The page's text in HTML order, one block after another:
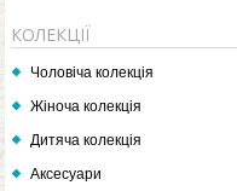
КОЛЕКЦІЇ
Чоловіча колекція
Жіноча колекція
Дитяча колекція
Аксесуари